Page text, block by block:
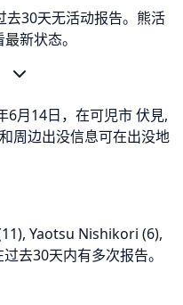
去30天无活动报告。熊活
新状态。
6月14日，在可児市 伏見,
周边出没信息可在出没地
Yaotsu Nishikori (6),
去30天内有多次报告。